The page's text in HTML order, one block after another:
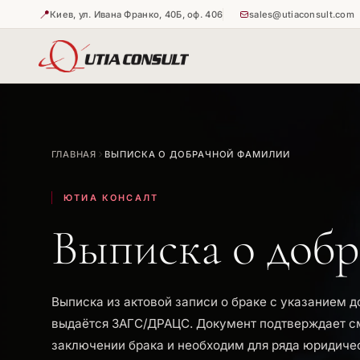
📍Киев, ул. Ивана Франко, 40Б, оф. 406 sales@utiaconsult.com
ГЛАВНАЯ ВЫПИСКА О ДОБРАЧНОЙ ФАМИЛИИ
ЮТИА КОНСАЛТ
Выписка о
Выписка из актовой записи о браке с указанием
выдаётся ЗАГС/ДРАЦС. Документ подтверждает
заключении брака и необходим для ряда